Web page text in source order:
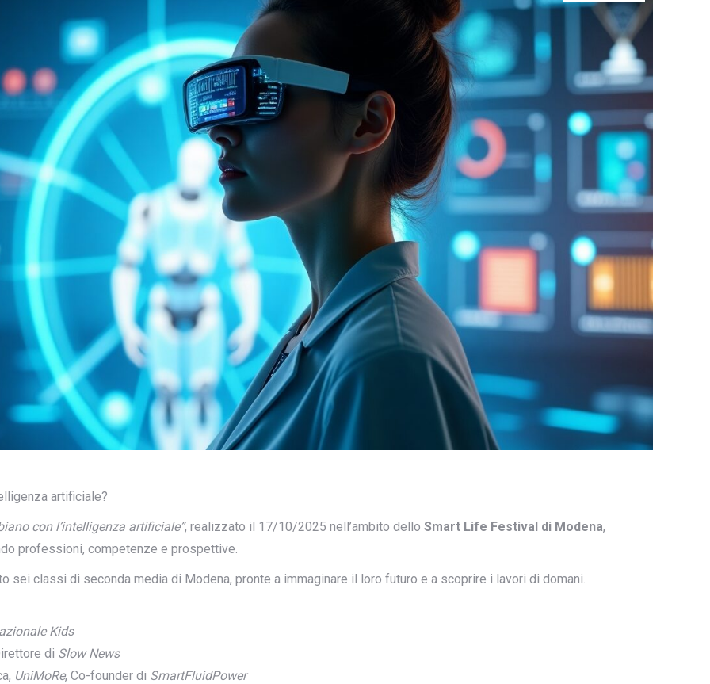
artificiale?
con l’intelligenza artificiale”, realizzato il 17/10/2025 nell’ambito dello Smart Life Festival di Modena,
professioni, competenze e prospettive.
sei classi di seconda media di Modena, pronte a immaginare il loro futuro e a scoprire i lavori di domani.
Kids
di Slow News
UniMoRe, Co-founder di SmartFluidPower